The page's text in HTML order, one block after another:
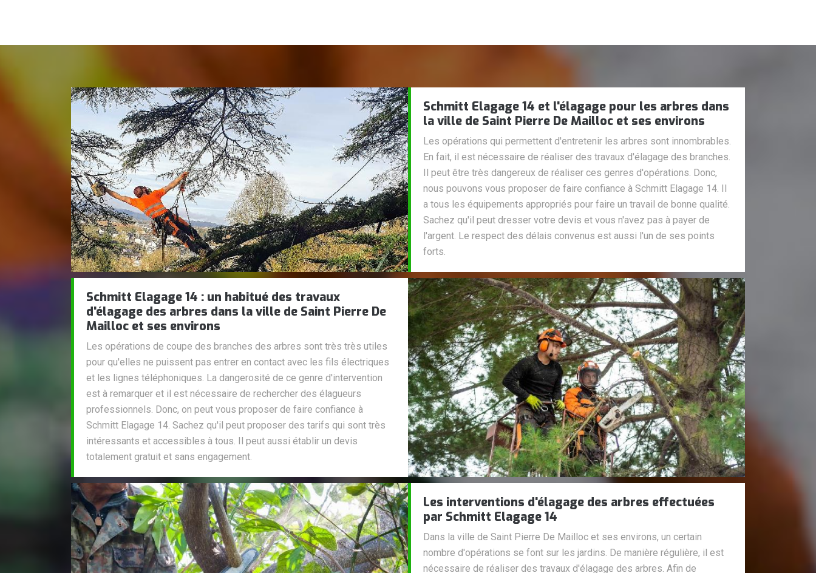
Schmitt Elagage 14 et l'élagage pour les arbres dans
la ville de Saint Pierre De Mailloc et ses environs
Les opérations qui permettent d'entretenir les arbres sont innombrables.
En fait, il est nécessaire de réaliser des travaux d'élagage des branches.
Il peut être très dangereux de réaliser ces genres d'opérations. Donc,
nous pouvons vous proposer de faire confiance à Schmitt Elagage 14. Il
a tous les équipements appropriés pour faire un travail de bonne qualité.
Sachez qu'il peut dresser votre devis et vous n'avez pas à payer de
l'argent. Le respect des délais convenus est aussi l'un de ses points
forts.
Schmitt Elagage 14 : un habitué des travaux
d'élagage des arbres dans la ville de Saint Pierre De
Mailloc et ses environs
Les opérations de coupe des branches des arbres sont très très utiles
pour qu'elles ne puissent pas entrer en contact avec les fils électriques
et les lignes téléphoniques. La dangerosité de ce genre d'intervention
est à remarquer et il est nécessaire de rechercher des élagueurs
professionnels. Donc, on peut vous proposer de faire confiance à
Schmitt Elagage 14. Sachez qu'il peut proposer des tarifs qui sont très
intéressants et accessibles à tous. Il peut aussi établir un devis
totalement gratuit et sans engagement.
Les interventions d'élagage des arbres effectuées
par Schmitt Elagage 14
Dans la ville de Saint Pierre De Mailloc et ses environs, un certain
nombre d'opérations se font sur les jardins. De manière régulière, il est
nécessaire de réaliser des travaux d'élagage des arbres. Afin de